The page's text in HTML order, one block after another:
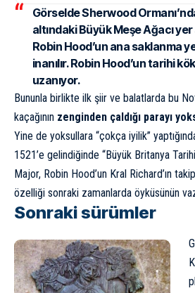
Görselde Sherwood
altındaki Büyük Meşe Ağacı yer
Robin Hood’un ana saklanma
inanılır. Robin Hood’un tarihi
uzanıyor.
Bununla birlikte ilk şiir ve balatlarda bu
kaçağının zenginden çaldığı parayı
Yine de yoksullara “çokça iyilik”
1521’e gelindiğinde “Büyük Britanya
Major, Robin Hood’un Kral Richard’ın
özelliği sonraki zamanlarda öyküsünün
Sonraki sürümler